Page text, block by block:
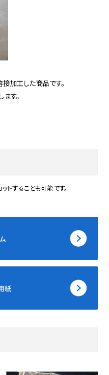
加工した商品です。
す。
トすることも可能です。